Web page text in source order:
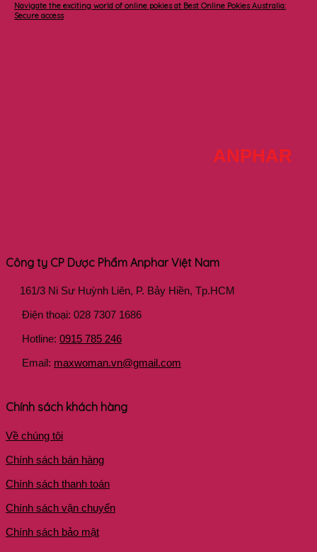
Navigate the exciting world of online pokies at Best Online Pokies Australia:
Secure access
ANPHAR
Công ty CP Dược Phẩm Anphar Việt Nam
161/3 Ni Sư Huỳnh Liên, P. Bảy Hiền, Tp.HCM
Điện thoại: 028 7307 1686
Hotline: 0915 785 246
Email: maxwoman.vn@gmail.com
Chính sách khách hàng
Về chúng tôi
Chính sách bán hàng
Chính sách thanh toán
Chính sách vận chuyển
Chính sách bảo mật